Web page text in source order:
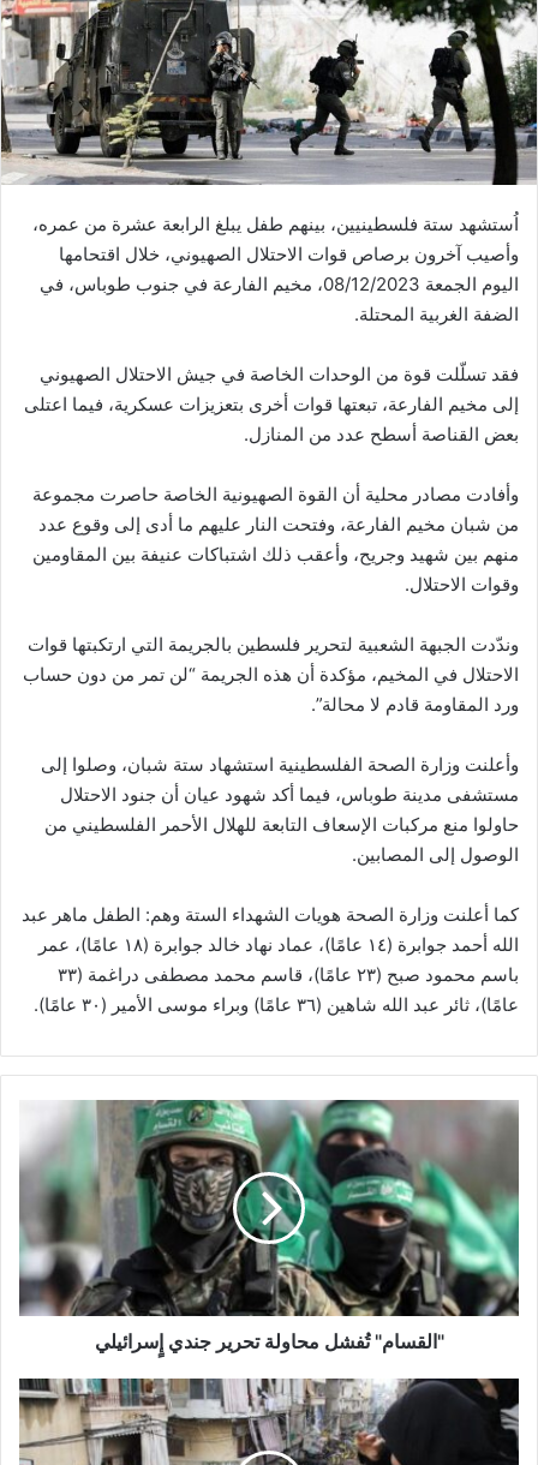
اُستشهد ستة فلسطينيين، بينهم طفل يبلغ الرابعة عشرة من عمره،
وأصيب آخرون برصاص قوات الاحتلال الصهيوني، خلال اقتحامها
اليوم الجمعة 08/12/2023، مخيم الفارعة في جنوب طوباس، في
الضفة الغربية المحتلة.
فقد تسلّلت قوة من الوحدات الخاصة في جيش الاحتلال الصهيوني
إلى مخيم الفارعة، تبعتها قوات أخرى بتعزيزات عسكرية، فيما اعتلى
بعض القناصة أسطح عدد من المنازل.
وأفادت مصادر محلية أن القوة الصهيونية الخاصة حاصرت مجموعة
من شبان مخيم الفارعة، وفتحت النار عليهم ما أدى إلى وقوع عدد
منهم بين شهيد وجريح، وأعقب ذلك اشتباكات عنيفة بين المقاومين
وقوات الاحتلال.
وندّدت الجبهة الشعبية لتحرير فلسطين بالجريمة التي ارتكبتها قوات
الاحتلال في المخيم، مؤكدة أن هذه الجريمة “لن تمر من دون حساب
ورد المقاومة قادم لا محالة”.
وأعلنت وزارة الصحة الفلسطينية استشهاد ستة شبان، وصلوا إلى
مستشفى مدينة طوباس، فيما أكد شهود عيان أن جنود الاحتلال
حاولوا منع مركبات الإسعاف التابعة للهلال الأحمر الفلسطيني من
الوصول إلى المصابين.
كما أعلنت وزارة الصحة هويات الشهداء الستة وهم: الطفل ماهر عبد
الله أحمد جوابرة (١٤ عامًا)، عماد نهاد خالد جوابرة (١٨ عامًا)، عمر
باسم محمود صبح (٢٣ عامًا)، قاسم محمد مصطفى دراغمة (٣٣
عامًا)، ثائر عبد الله شاهين (٣٦ عامًا) وبراء موسى الأمير (٣٠ عامًا).
"
س
م
"
تُ
م
ح
"القسام" تُفشل محاولة تحرير جندي إٍسرائيلي
ز
ب